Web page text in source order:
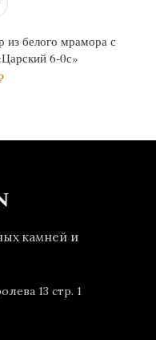
белого мрамора с
6-0с»
камней и
13 стр. 1